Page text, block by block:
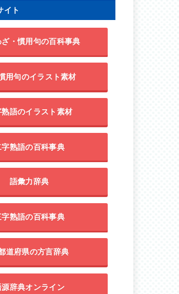
イト
ざ・慣用句の百科事典
用句のイラスト素材
熟語のイラスト素材
字熟語の百科事典
語彙力辞典
字熟語の百科事典
道府県の方言辞典
源辞典オンライン